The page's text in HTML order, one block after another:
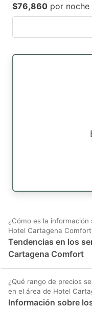
$76,860 por noche
¿Cómo es la información
Hotel Cartagena
Tendencias en los
Cartagena Comfort
¿Qué rango de precios
en el área de Hotel
Información sobre